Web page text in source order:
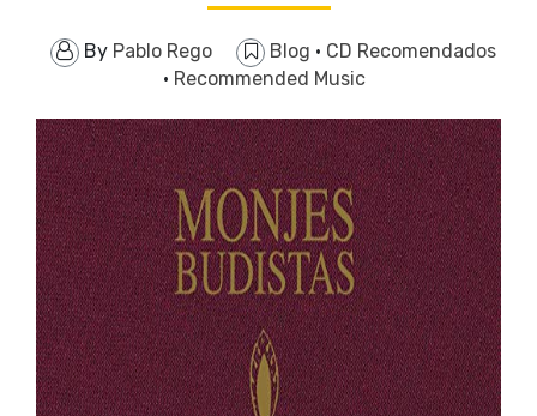
By Pablo Rego Blog · CD Recomendados
· Recommended Music